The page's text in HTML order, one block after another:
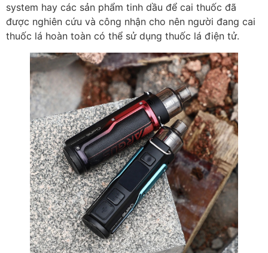
system hay các sản phẩm tinh dầu để cai thuốc đã
được nghiên cứu và công nhận cho nên người đang cai
thuốc lá hoàn toàn có thể sử dụng thuốc lá điện tử.